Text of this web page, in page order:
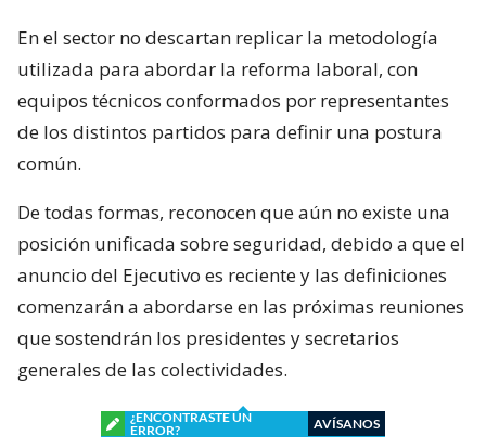
En el sector no descartan replicar la metodología
utilizada para abordar la reforma laboral, con
equipos técnicos conformados por representantes
de los distintos partidos para definir una postura
común.
De todas formas, reconocen que aún no existe una
posición unificada sobre seguridad, debido a que el
anuncio del Ejecutivo es reciente y las definiciones
comenzarán a abordarse en las próximas reuniones
que sostendrán los presidentes y secretarios
generales de las colectividades.
¿ENCONTRASTE UN
ERROR?
AVÍSANOS